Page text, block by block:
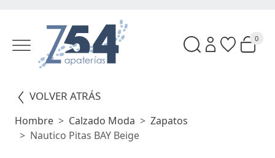
0
VOLVER ATRÁS
Hombre Calzado Moda
Zapatos
Nautico Pitas BAY Beige